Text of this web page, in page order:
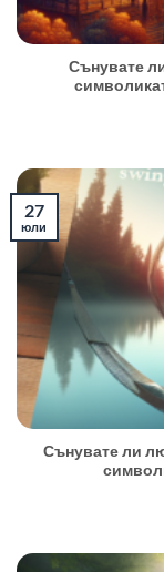
Сънувате
Сънувате ли
27
юли